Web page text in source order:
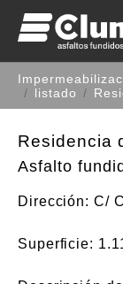
Estás aquí:
listado
Residencia
Asfalto
Dirección: C/
Superficie: